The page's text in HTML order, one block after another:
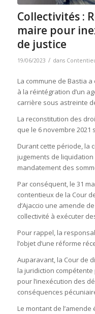
Collectivités :
maire pour
de justice
19/06/2023 / dans
La commune de Bastia
à la réintégration d’un
carrière sous astreinte
La reconstitution des
que le 6 novembre 2021
Durant cette période, la
jugements de liquidation
mandatement des
Par conséquent, le 31
contentieux de la Cour
d’Ajaccio une amende
collectivité à exécuter
Pour rappel, la
l’objet d’une réforme
Auparavant, la Cour de
la juridiction
pour l’inexécution des
conséquences
Le montant de